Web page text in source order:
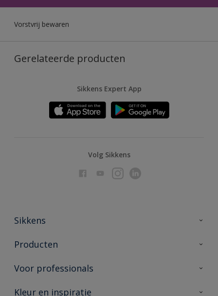
Vorstvrij bewaren
Gerelateerde producten
Sikkens Expert App
Volg Sikkens
Sikkens
Over Sikkens
Duurzaamheid
Producten
Producten voor binnen
Vind je verkooppunt
Voor professionals
Advies & service
Kleur en inspiratie